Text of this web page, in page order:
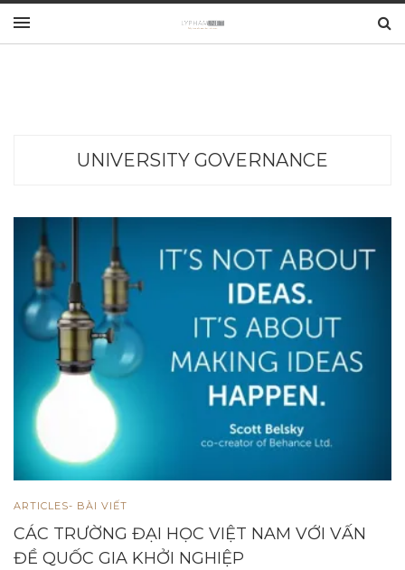
UNIVERSITY GOVERNANCE
ARTICLES- BÀI VIẾT
CÁC TRƯỜNG ĐẠI HỌC VIỆT NAM VỚI VẤN
ĐỀ QUỐC GIA KHỞI NGHIỆP